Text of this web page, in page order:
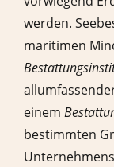
werden.
maritimen
einem
bestimmten